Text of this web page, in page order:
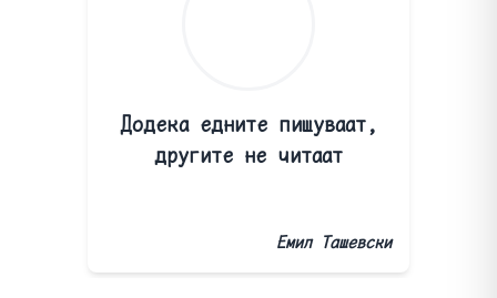
Додека едните пишуваат,
другите не читаат
Емил Ташевски